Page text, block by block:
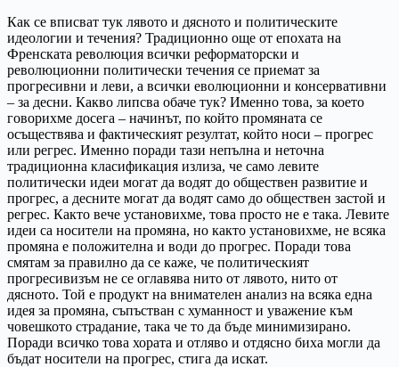
Как се вписват тук лявото и дясното и политическите
идеологии и течения? Традиционно още от епохата на
Френската революция всички реформаторски и
революционни политически течения се приемат за
прогресивни и леви, а всички еволюционни и консервативни
– за десни. Какво липсва обаче тук? Именно това, за което
говорихме досега – начинът, по който промяната се
осъществява и фактическият резултат, който носи – прогрес
или регрес. Именно поради тази непълна и неточна
традиционна класификация излиза, че само левите
политически идеи могат да водят до обществен развитие и
прогрес, а десните могат да водят само до обществен застой и
регрес. Както вече установихме, това просто не е така. Левите
идеи са носители на промяна, но както установихме, не всяка
промяна е положителна и води до прогрес. Поради това
смятам за правилно да се каже, че политическият
прогресивизъм не се оглавява нито от лявото, нито от
дясното. Той е продукт на внимателен анализ на всяка една
идея за промяна, съпъстван с хуманност и уважение към
човешкото страдание, така че то да бъде минимизирано.
Поради всичко това хората и отляво и отдясно биха могли да
бъдат носители на прогрес, стига да искат.